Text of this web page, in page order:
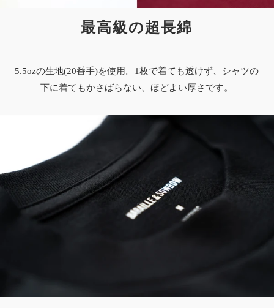
最高級の超長綿
5.5ozの生地(20番手)を使用。1枚で着ても透けず、シャツの
下に着てもかさばらない、ほどよい厚さです。